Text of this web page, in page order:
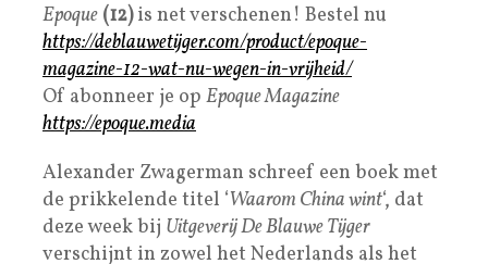
Epoque (12)is net verschenen! Bestel nu
https://deblauwetijger.com/product/epoque-
magazine-12-wat-nu-wegen-in-vrijheid/
Of abonneer je op Epoque Magazine
https://epoque.media
Alexander Zwagerman schreef een boek met
de prikkelende titel ‘Waarom China wint‘, dat
deze week bij Uitgeverij De Blauwe Tijger
verschijnt in zowel het Nederlands als het